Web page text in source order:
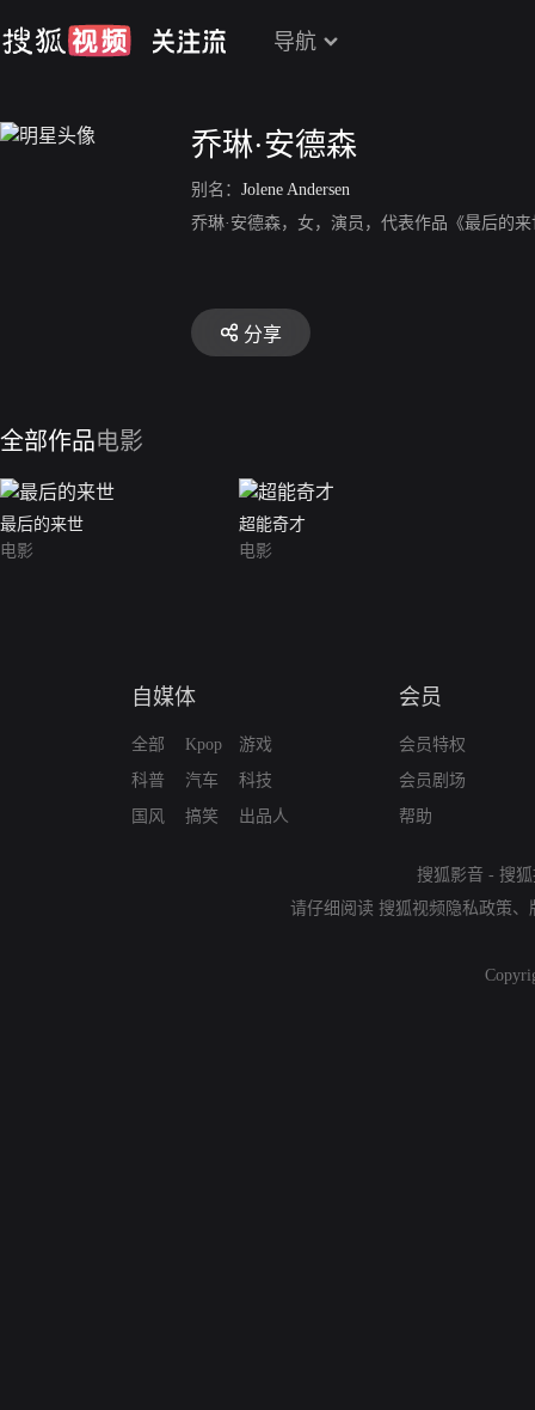
导航
乔琳·安德森
别名： Jolene Andersen
乔琳·安德森，女，演员，代表作品《最后的
分享
全部作品电影
最后的来世
电影
超能奇才
电影
自媒体
全部
科普
国风
Kpop
汽车
搞笑
游戏
科技
出品人
会员
会员特权
会员剧场
帮助
搜狐影音 - 搜
请仔细阅读 搜狐视频隐私政策、